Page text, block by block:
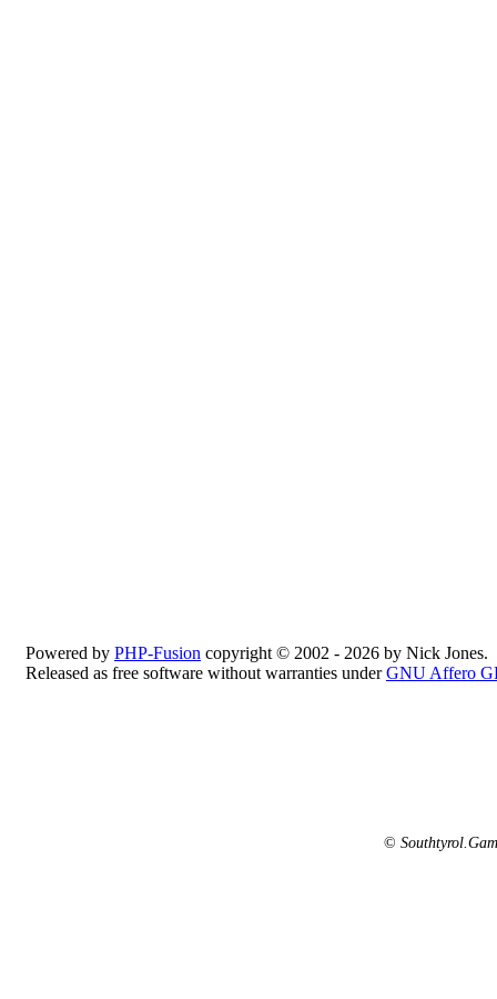
Powered by PHP-Fusion copyright © 2002 - 2026 by Nick Jones.
Released as free software without warranties underGNU Affero
©